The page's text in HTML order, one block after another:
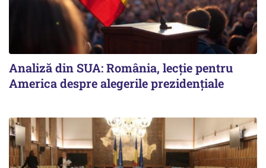
Analiză din SUA: România, lecție pentru
America despre alegerile prezidențiale